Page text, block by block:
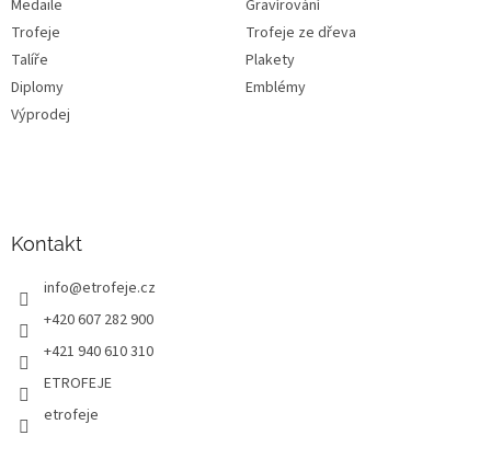
Medaile
Gravírování
Trofeje
Trofeje ze dřeva
Talíře
Plakety
Diplomy
Emblémy
Výprodej
Kontakt
info@etrofeje.cz
+420 607 282 900
+421 940 610 310
ETROFEJE
etrofeje